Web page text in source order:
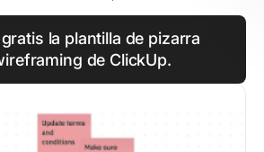
la plantilla de pizarra
de ClickUp.